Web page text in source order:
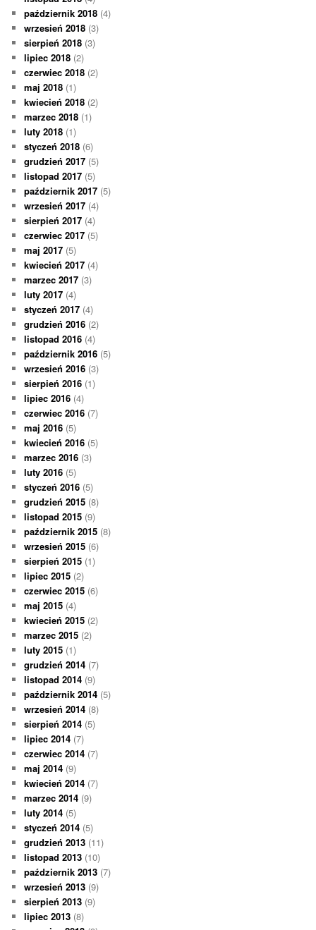
październik 2018 (4)
wrzesień 2018 (3)
sierpień 2018 (3)
lipiec 2018 (2)
czerwiec 2018 (2)
maj 2018 (1)
kwiecień 2018 (2)
marzec 2018 (1)
luty 2018 (1)
styczeń 2018 (6)
grudzień 2017 (5)
listopad 2017 (5)
październik 2017 (5)
wrzesień 2017 (4)
sierpień 2017 (4)
czerwiec 2017 (5)
maj 2017 (5)
kwiecień 2017 (4)
marzec 2017 (3)
luty 2017 (4)
styczeń 2017 (4)
grudzień 2016 (2)
listopad 2016 (4)
październik 2016 (5)
wrzesień 2016 (3)
sierpień 2016 (1)
lipiec 2016 (4)
czerwiec 2016 (7)
maj 2016 (5)
kwiecień 2016 (5)
marzec 2016 (3)
luty 2016 (5)
styczeń 2016 (5)
grudzień 2015 (8)
listopad 2015 (9)
październik 2015 (8)
wrzesień 2015 (6)
sierpień 2015 (1)
lipiec 2015 (2)
czerwiec 2015 (6)
maj 2015 (4)
kwiecień 2015 (2)
marzec 2015 (2)
luty 2015 (1)
grudzień 2014 (7)
listopad 2014 (9)
październik 2014 (5)
wrzesień 2014 (8)
sierpień 2014 (5)
lipiec 2014 (7)
czerwiec 2014 (7)
maj 2014 (9)
kwiecień 2014 (7)
marzec 2014 (9)
luty 2014 (5)
styczeń 2014 (5)
grudzień 2013 (11)
listopad 2013 (10)
październik 2013 (7)
wrzesień 2013 (9)
sierpień 2013 (9)
lipiec 2013 (8)